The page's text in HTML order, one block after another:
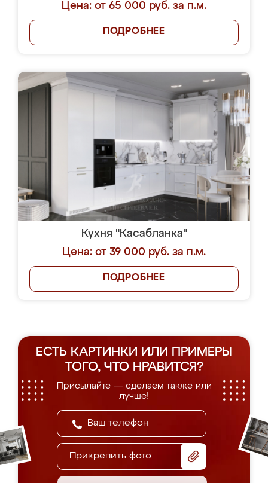
Цена: от 65 000 руб. за п.м.
ПОДРОБНЕЕ
Кухня "Касабланка"
Цена: от 39 000 руб. за п.м.
ПОДРОБНЕЕ
ЕСТЬ КАРТИНКИ ИЛИ ПРИМЕРЫ
ТОГО, ЧТО НРАВИТСЯ?
Присылайте — сделаем также или
лучше!
Прикрепить фото